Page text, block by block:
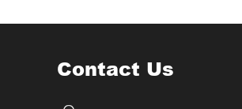
Contact Us